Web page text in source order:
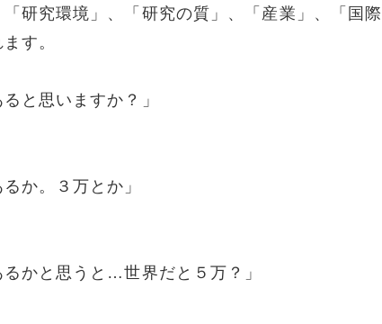
研究環境」、「研究の質」、「産業」、「国際
す。
と思いますか？」
か。３万とか」
かと思うと…世界だと５万？」